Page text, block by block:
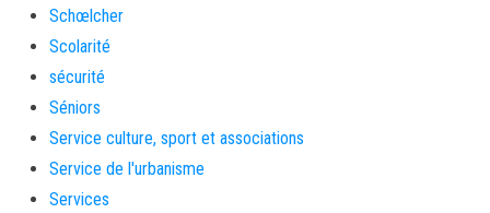
Schœlcher
Scolarité
sécurité
Séniors
Service culture, sport et associations
Service de l'urbanisme
Services